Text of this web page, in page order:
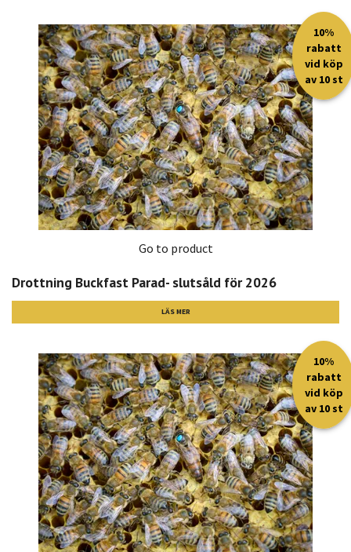
10%
rabatt
vid köp
av 10 st
Go to product
Drottning Buckfast Parad- slutsåld för 2026
LÄS MER
10%
rabatt
vid köp
av 10 st